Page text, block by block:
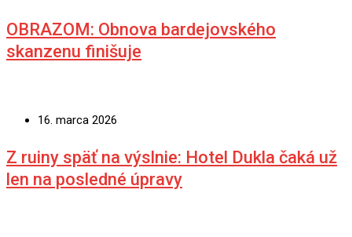
OBRAZOM: Obnova bardejovského
skanzenu finišuje
16. marca 2026
Z ruiny späť na výslnie: Hotel Dukla čaká už
len na posledné úpravy